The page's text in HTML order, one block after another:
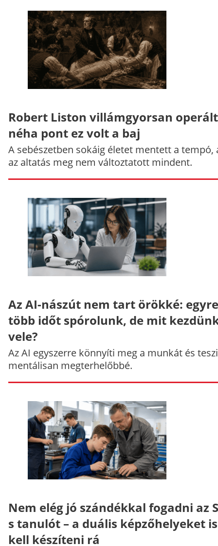
Robert Liston villámgyorsan
néha pont ez volt a baj
A sebészetben sokáig életet mentett a tempó,
az altatás meg nem változtatott mindent.
Az AI-nászút nem tart örökké: egyre
több időt spórolunk, de mit
vele?
Az AI egyszerre könnyíti meg a munkát és
mentálisan megterhelőbbé.
Nem elég jó szándékkal fogadni az
s tanulót – a duális képzőhelyeket
kell készíteni rá